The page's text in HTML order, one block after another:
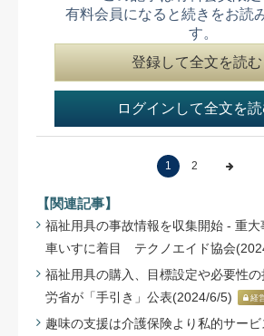
有料会員になると続きをお読
す。
登録して全文を読む
ログインして全文を
1 2
【関連記事】
福祉用具の事故情報を収集開始 - 重大
車いすに着目 テクノエイド協会
福祉用具の購入、目標設定や必要性
労省が「手引き」公表(2024/6/5)
経
趣味の支援は介護保険より私的サー